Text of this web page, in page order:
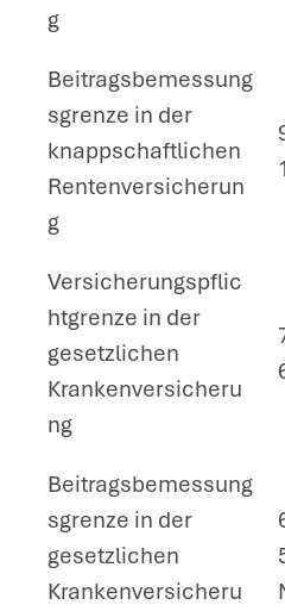
g
Beitragsbemessung
sgrenze in der
knappschaftlichen
Rentenversicherun
g
Versicherungspflic
htgrenze in der
gesetzlichen
Krankenversicheru
ng
Beitragsbemessung
sgrenze in der
gesetzlichen
Krankenversicheru